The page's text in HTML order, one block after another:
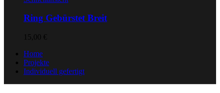
Ring Gebürstet Breit
15,00 €
Home
Projekte
Individuell gefertigt